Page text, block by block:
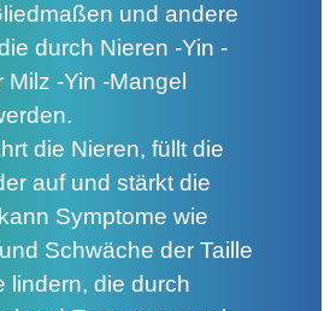
und andere
durch Nieren -Yin -
-Yin -Mangel
die Nieren, füllt die
auf und stärkt die
Symptome wie
Schwäche der Taille
lindern, die durch